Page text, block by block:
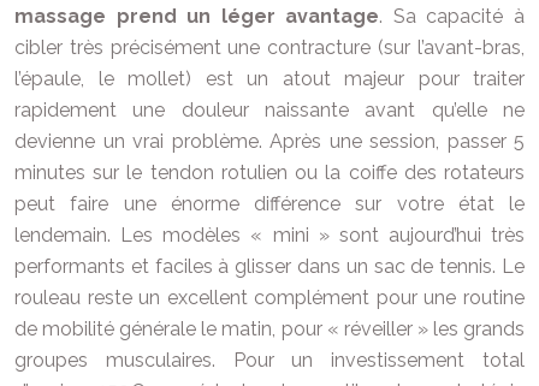
massage prend un léger avantage. Sa capacité à
cibler très précisément une contracture (sur l’avant-bras,
l’épaule, le mollet) est un atout majeur pour traiter
rapidement une douleur naissante avant qu’elle ne
devienne un vrai problème. Après une session, passer 5
minutes sur le tendon rotulien ou la coiffe des rotateurs
peut faire une énorme différence sur votre état le
lendemain. Les modèles « mini » sont aujourd’hui très
performants et faciles à glisser dans un sac de tennis. Le
rouleau reste un excellent complément pour une routine
de mobilité générale le matin, pour « réveiller » les grands
groupes musculaires. Pour un investissement total